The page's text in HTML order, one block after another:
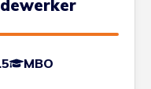
MBO